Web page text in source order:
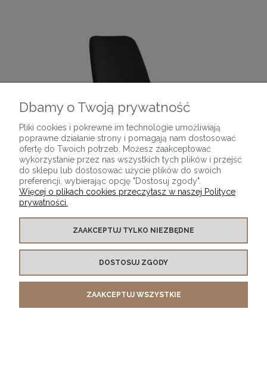
Krzesło tapicerowane MELI czarne / złota nóżka
990,00 zł
Dbamy o Twoją prywatność
Pliki cookies i pokrewne im technologie umożliwiają
poprawne działanie strony i pomagają nam dostosować
ofertę do Twoich potrzeb. Możesz zaakceptować
wykorzystanie przez nas wszystkich tych plików i przejść
do sklepu lub dostosować użycie plików do swoich
preferencji, wybierając opcję "Dostosuj zgody".
Więcej o plikach cookies przeczytasz w naszej Polityce
prywatności.
ZAAKCEPTUJ TYLKO NIEZBĘDNE
DOSTOSUJ ZGODY
ZAAKCEPTUJ WSZYSTKIE